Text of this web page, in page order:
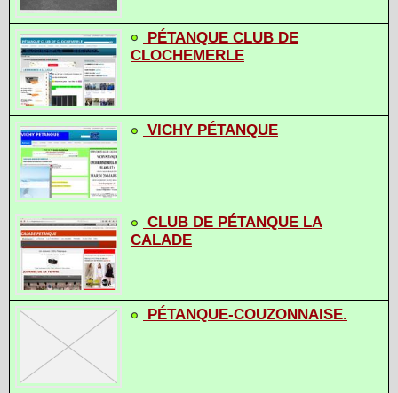
PÉTANQUE CLUB DE
CLOCHEMERLE
VICHY PÉTANQUE
CLUB DE PÉTANQUE LA
CALADE
PÉTANQUE-COUZONNAISE.